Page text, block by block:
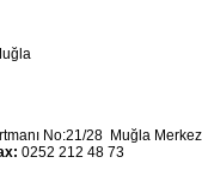
No:21/28 Muğla
0252 212 48 73